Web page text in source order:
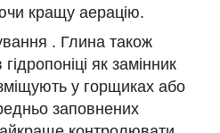
кращу аерацію.
. Глина також
як замінник
у горщиках або
заповнених